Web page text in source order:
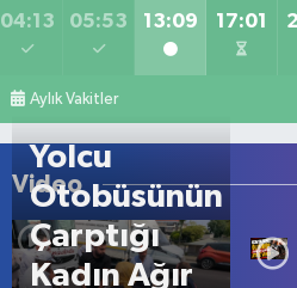
04:13 05:53 13:09 17:01
Aylık Vakitler
Video
Yolcu
Otobüsünün
Çarptığı
Kadın Ağır